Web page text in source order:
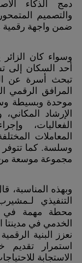
دمج الذكاء
والتصميم
ضمن واجهة رقمية
وسواء كان
أحد السكان إلى
تبحث أسرة عن
المرافق الرقمي
موحدة وبسيطة
الإرشاد
الفعاليات،
المعاملات
وسلسة. كما
مجموعة موسعة من
وبهذه المناسبة،
التنفيذي
محطة مهمة في
الخدمي في مدينتا
نعزز البنية
استمرار تقديم
الاستجابة